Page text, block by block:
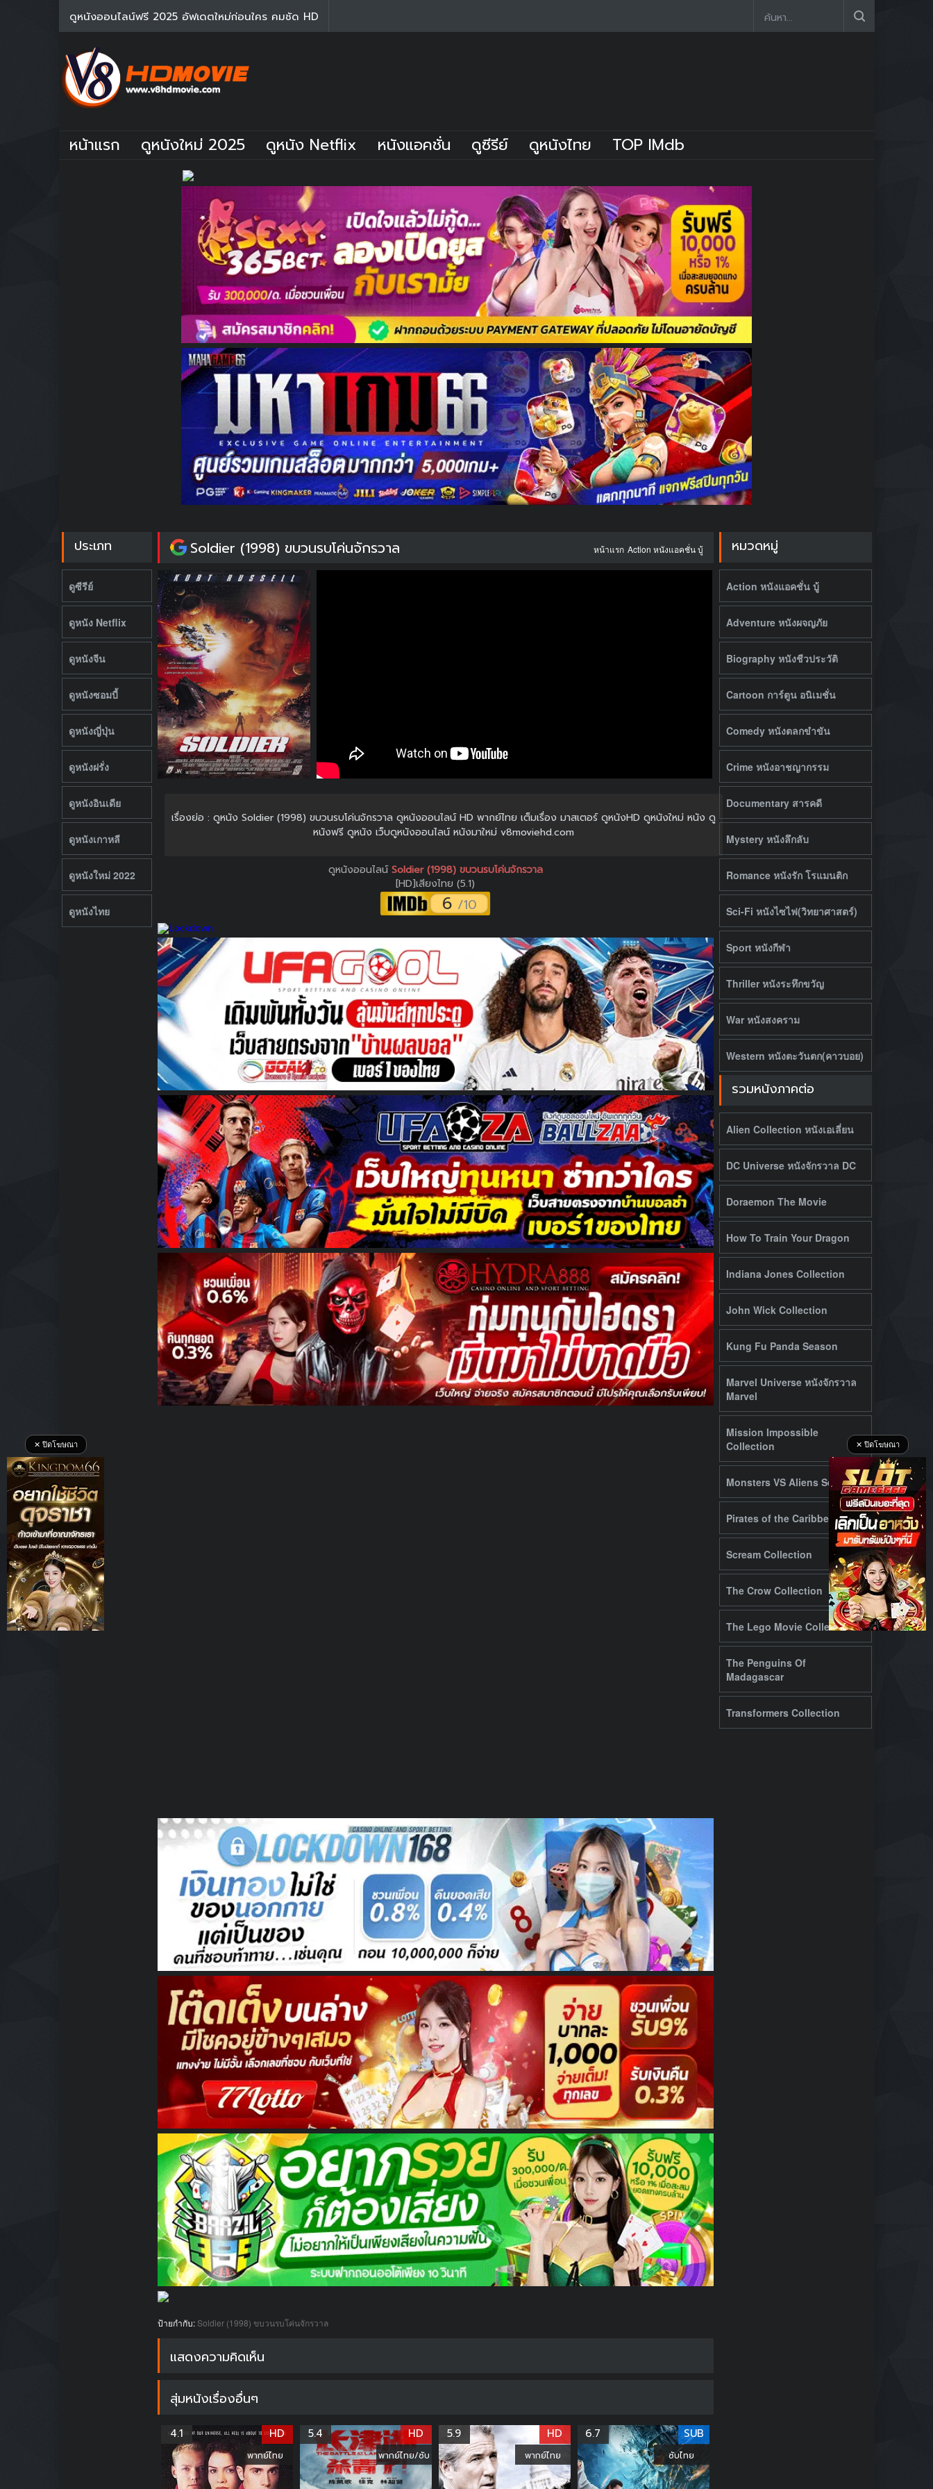
ดูหนังออนไลน์ฟรี 2025 อัฟเดตใหม่ก่อนใคร คมชัด HD
หน้าแรก ดูหนังใหม่ 2025 ดูหนัง Netflix หนังแอคชั่น ดูซีรีย์ ดูหนังไทย TOP IMdb
ประเภท
ดูซีรีย์
ดูหนัง Netflix
ดูหนังจีน
ดูหนังซอมบี้
ดูหนังญี่ปุ่น
ดูหนังฝรั่ง
ดูหนังอินเดีย
ดูหนังเกาหลี
ดูหนังใหม่ 2022
ดูหนังไทย
Soldier (1998) ขบวนรบโค่นจักรวาล หน้าแรก Action หนังแอคชั่น บู้
เรื่องย่อ : ดูหนัง Soldier (1998) ขบวนรบโค่นจักรวาล ดูหนังออนไลน์ HD พากย์ไทย เต็มเรื่อง มาสเตอร์ ดูหนังHD ดูหนังใหม่ หนัง ดู
หนังฟรี ดูหนัง เว็บดูหนังออนไลน์ หนังมาใหม่ v8moviehd.com
ดูหนังออนไลน์Soldier (1998) ขบวนรบโค่นจักรวาล
[HD]เสียงไทย (5.1)
6 /10
ป้ายกำกับ:Soldier (1998) ขบวนรบโค่นจักรวาล
แสดงความคิดเห็น
สุ่มหนังเรื่องอื่นๆ
4.1 HD
พากย์ไทย
5.4 HD
พากย์ไทย/ซับ
5.9 HD
พากย์ไทย
6.7 SUB
ซับไทย
✕ ปิดโฆษณา ✕ ปิดโฆษณา
หมวดหมู่
Action หนังแอคชั่น บู้
Adventure หนังผจญภัย
Biography หนังชีวประวัติ
Cartoon การ์ตูน อนิเมชั่น
Comedy หนังตลกขำขัน
Crime หนังอาชญากรรม
Documentary สารคดี
Mystery หนังลึกลับ
Romance หนังรัก โรแมนติก
Sci-Fi หนังไซไฟ(วิทยาศาสตร์)
Sport หนังกีฬา
Thriller หนังระทึกขวัญ
War หนังสงคราม
Western หนังตะวันตก(คาวบอย)
รวมหนังภาคต่อ
Alien Collection หนังเอเลี่ยน
DC Universe หนังจักรวาล DC
Doraemon The Movie
How To Train Your Dragon
Indiana Jones Collection
John Wick Collection
Kung Fu Panda Season
Marvel Universe หนังจักรวาล
Marvel
Mission Impossible
Collection
Monsters VS Aliens Series
Pirates of the Caribbean
Scream Collection
The Crow Collection
The Lego Movie Collection
The Penguins Of
Madagascar
Transformers Collection